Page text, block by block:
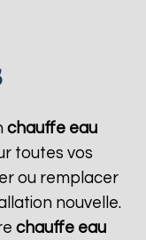
chauffe eau
toutes vos
ou remplacer
nouvelle.
chauffe eau